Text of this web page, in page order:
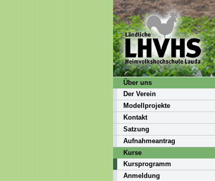
Über uns
Der Verein
Modellprojekte
Kontakt
Satzung
Aufnahmeantrag
Kurse
Kursprogramm
Anmeldung